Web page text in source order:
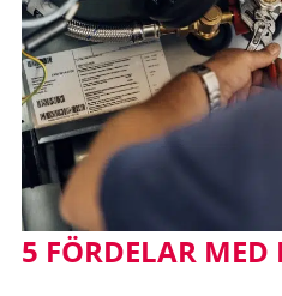
5 FÖRDELAR MED